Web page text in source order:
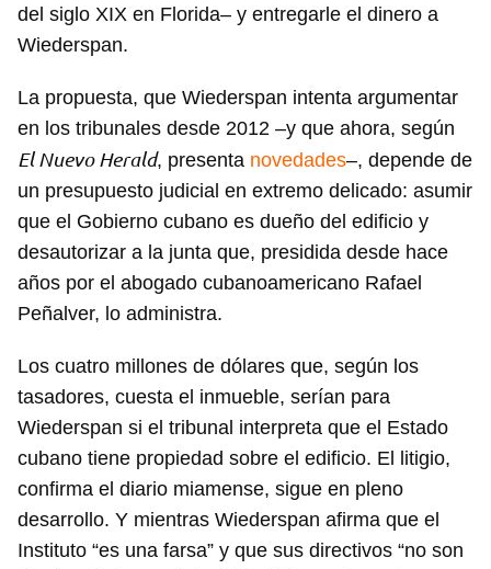
del siglo XIX en Florida– y entregarle el dinero a
Wiederspan.
La propuesta, que Wiederspan intenta argumentar
en los tribunales desde 2012 –y que ahora, según
El Nuevo Herald, presenta novedades–, depende de
un presupuesto judicial en extremo delicado: asumir
que el Gobierno cubano es dueño del edificio y
desautorizar a la junta que, presidida desde hace
años por el abogado cubanoamericano Rafael
Peñalver, lo administra.
Los cuatro millones de dólares que, según los
tasadores, cuesta el inmueble, serían para
Wiederspan si el tribunal interpreta que el Estado
cubano tiene propiedad sobre el edificio. El litigio,
confirma el diario miamense, sigue en pleno
desarrollo. Y mientras Wiederspan afirma que el
Instituto “es una farsa” y que sus directivos “no son